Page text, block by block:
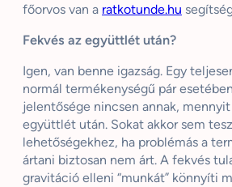
főorvos van a ratkotunde.hu
Fekvés az együttlét után?
Igen, van benne igazság. Egy
normál termékenységű pár
jelentősége nincsen annak,
együttlét után. Sokat akkor sem
lehetőségekhez, ha problémás a
ártani biztosan nem árt. A fekvés
gravitáció elleni “munkát” könnyíti